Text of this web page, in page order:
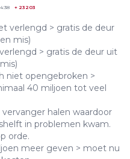
+ 23203
verlengd > gratis de deur
mis)
> gratis de deur uit
niet opengebroken >
40 miljoen tot veel
halen waardoor
in problemen kwam.
orde.
meer geven > moet nu